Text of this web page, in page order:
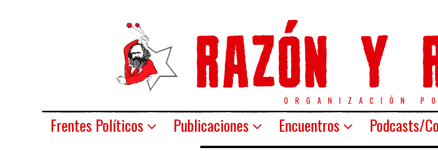
ORGANIZACIÓN
Frentes Políticos Publicaciones Encuentros Podcasts/